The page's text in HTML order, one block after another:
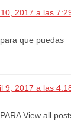
2017 a las
que puedas
9, 2017 a las
View all